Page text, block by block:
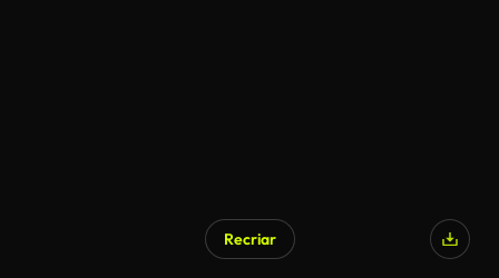
Recriar